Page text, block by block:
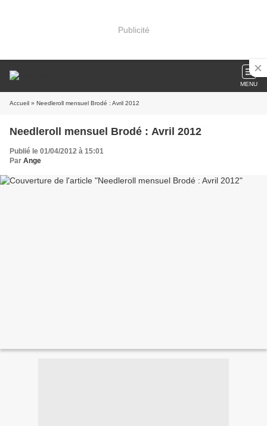
Publicité
MENU
Accueil » Needleroll mensuel Brodé : Avril 2012
Needleroll mensuel Brodé : Avril 2012
Publié le 01/04/2012 à 15:01
Par Ange